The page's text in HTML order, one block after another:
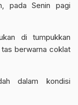
pada Senin pagi
di tumpukkan
berwarna coklat
dalam kondisi